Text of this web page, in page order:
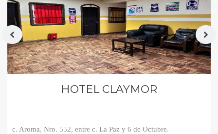
HOTEL CLAYMOR
c. Aroma, Nro. 552, entre c. La Paz y 6 de Octubre.